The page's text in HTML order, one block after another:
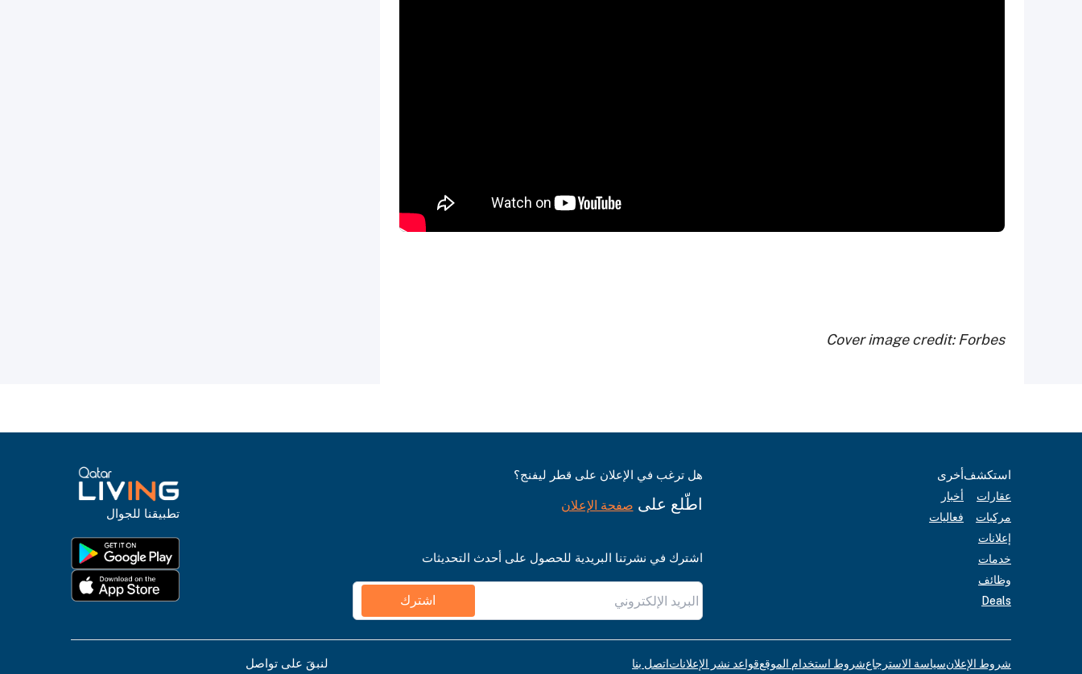
Cover image credit: Forbes
استكشف
عقارات
مركبات
إعلانات
خدمات
وظائف
Deals
أخرى
أخبار
فعاليات
هل ترغب في الإعلان على قطر ليفنج؟
اطّلع على صفحة الإعلان
اشترك في نشرتنا البريدية للحصول على أحدث التحديثات
اشترك
تطبيقنا للجوال
شروط الإعلانسياسة الاسترجاعشروط استخدام الموقعقواعد نشر الإعلاناتاتصل بنا لنبقَ على تواصل